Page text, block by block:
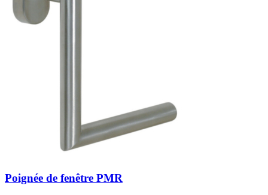
Poignée de fenêtre PMR